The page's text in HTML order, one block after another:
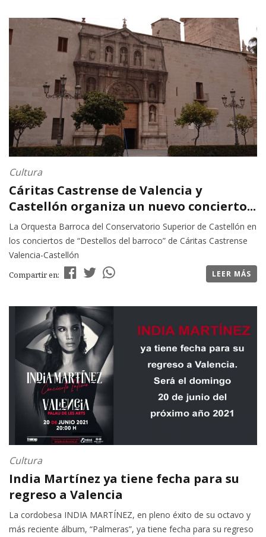
Cultura
Cáritas Castrense de Valencia y
Castellón organiza un nuevo concierto...
La Orquesta Barroca del Conservatorio Superior de Castellón en
los conciertos de “Destellos del barroco” de Cáritas Castrense
Valencia-Castellón
Compartir en: LEER MÁS
Cultura
India Martínez ya tiene fecha para su
regreso a Valencia
La cordobesa INDIA MARTÍNEZ, en pleno éxito de su octavo y
más reciente álbum, “Palmeras”, ya tiene fecha para su regreso